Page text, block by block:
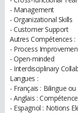
- Management
- Organizational Skills
- Customer Support
Autres Compétences :
- Process
- Open-minded
- Interdisciplinary
Langues :
- Français : Bilingue
- Anglais :
- Espagnol : Notions